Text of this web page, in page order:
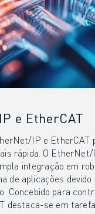
COM A FANUC
DE EMPREGO
e EtherCAT
IP e EtherCAT
rápida. O
integração em
de aplicações devido
Concebido para
destaca-se em